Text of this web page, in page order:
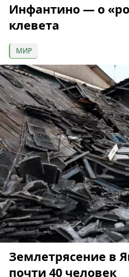
Инфантино — о
клевета
МИР
Землетрясение в
почти 40 человек